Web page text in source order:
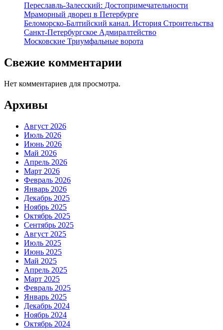
Переславль-Залесский: Достопримечательности
Мраморный дворец в Петербурге
Беломорско-Балтийский канал. История Строительства
Санкт-Петербургское Адмиралтейство
Московские Триумфальные ворота
Свежие комментарии
Нет комментариев для просмотра.
Архивы
Август 2026
Июль 2026
Июнь 2026
Май 2026
Апрель 2026
Март 2026
Февраль 2026
Январь 2026
Декабрь 2025
Ноябрь 2025
Октябрь 2025
Сентябрь 2025
Август 2025
Июль 2025
Июнь 2025
Май 2025
Апрель 2025
Март 2025
Февраль 2025
Январь 2025
Декабрь 2024
Ноябрь 2024
Октябрь 2024